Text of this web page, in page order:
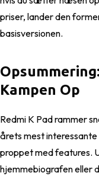
priser, lander den
basisversionen.
Kampen Op
Redmi K Pad rammer
årets mest interessante
proppet med features.
hjemmebiografen eller